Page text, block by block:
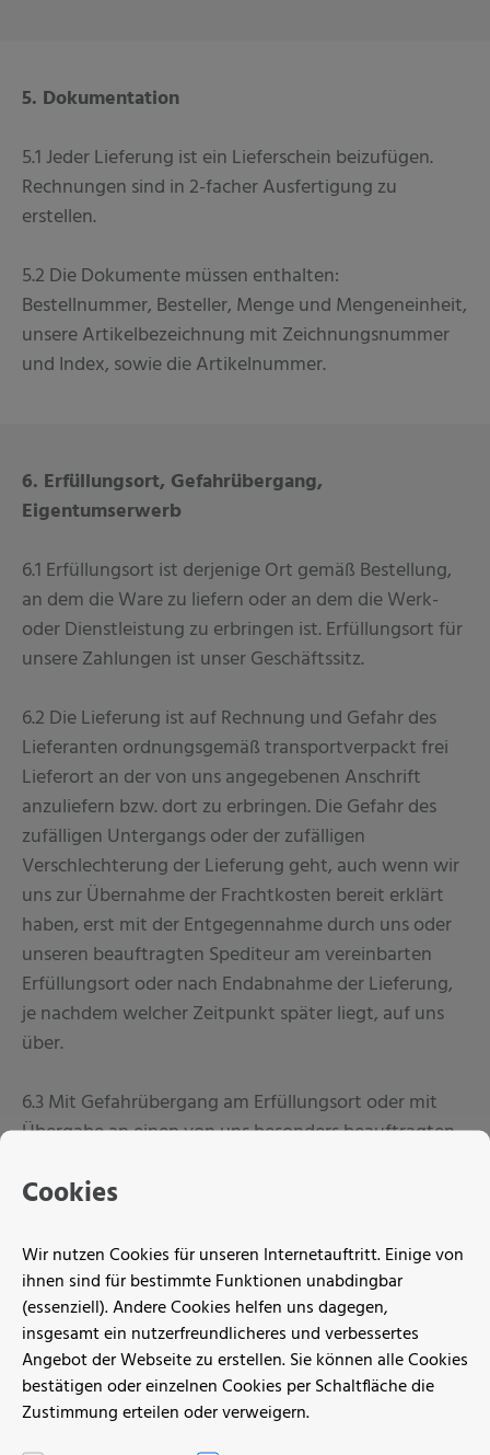
5. Dokumentation
5.1 Jeder Lieferung ist ein Lieferschein beizufügen.
Rechnungen sind in 2-facher Ausfertigung zu
erstellen.
5.2 Die Dokumente müssen enthalten:
Bestellnummer, Besteller, Menge und Mengeneinheit,
unsere Artikelbezeichnung mit Zeichnungsnummer
und Index, sowie die Artikelnummer.
6. Erfüllungsort, Gefahrübergang,
Eigentumserwerb
6.1 Erfüllungsort ist derjenige Ort gemäß Bestellung,
an dem die Ware zu liefern oder an dem die Werk-
oder Dienstleistung zu erbringen ist. Erfüllungsort für
unsere Zahlungen ist unser Geschäftssitz.
6.2 Die Lieferung ist auf Rechnung und Gefahr des
Lieferanten ordnungsgemäß transportverpackt frei
Lieferort an der von uns angegebenen Anschrift
anzuliefern bzw. dort zu erbringen. Die Gefahr des
zufälligen Untergangs oder der zufälligen
Verschlechterung der Lieferung geht, auch wenn wir
uns zur Übernahme der Frachtkosten bereit erklärt
haben, erst mit der Entgegennahme durch uns oder
unseren beauftragten Spediteur am vereinbarten
Erfüllungsort oder nach Endabnahme der Lieferung,
je nachdem welcher Zeitpunkt später liegt, auf uns
über.
6.3 Mit Gefahrübergang am Erfüllungsort oder mit
Übergabe an einen von uns besonders beauftragten
Vorbehalt irgendwelcher Rechte für den Lieferanten.
7. Haftung für Mängel und sonstige Haftung
7.1 Die gelieferte Ware überprüfen wir anhand der
Begleitpapiere nur auf Identität und Menge sowie auf
äußerlich erkennbare Transportschäden. Mängel der
Cookies
Wir nutzen Cookies für unseren Internetauftritt. Einige von
ihnen sind für bestimmte Funktionen unabdingbar
(essenziell). Andere Cookies helfen uns dagegen,
insgesamt ein nutzerfreundlicheres und verbessertes
Angebot der Webseite zu erstellen. Sie können alle Cookies
bestätigen oder einzelnen Cookies per Schaltfläche die
Zustimmung erteilen oder verweigern.